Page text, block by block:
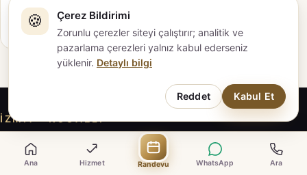
Bikini Bölgesi Lazer Epilasyon
Ayrıntıları incele →
İZMIT · KOCAELI
EVAPLUS İZMİT ile iletişime geçin
Hizmeti inceleyin, sorularınızı hazırlayın; güncel
Ana Hizmet Randevu WhatsApp Ara
🍪 Çerez Bildirimi
Zorunlu çerezler siteyi çalıştırır; analitik ve
pazarlama çerezleri yalnız kabul ederseniz
yüklenir. Detaylı bilgi
Reddet Kabul Et